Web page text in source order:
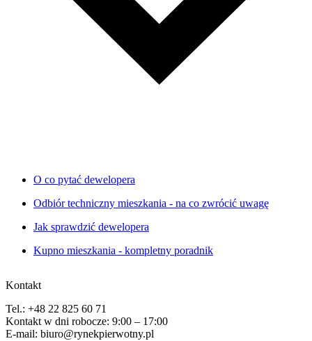
O co pytać dewelopera
Odbiór techniczny mieszkania - na co zwrócić uwagę
Jak sprawdzić dewelopera
Kupno mieszkania - kompletny poradnik
Kontakt
Tel.: +48 22 825 60 71
Kontakt w dni robocze: 9:00 – 17:00
E-mail: biuro@rynekpierwotny.pl